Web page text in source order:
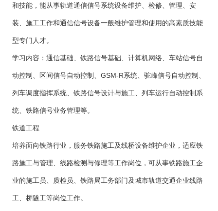
和技能，能从事轨道通信信号系统设备维护、检修、管理、安
装、施工工作和通信信号设备一般维护管理和使用的高素质技能
型专门人才。
学习内容：通信基础、铁路信号基础、计算机网络、车站信号自
动控制、区间信号自动控制、GSM-R系统、驼峰信号自动控制、
列车调度指挥系统、铁路信号设计与施工、列车运行自动控制系
统、铁路信号业务管理等。
铁道工程
培养面向铁路行业，服务铁路施工及线桥设备维护企业，适应铁
路施工与管理、线路检测与修理等工作岗位，可从事铁路施工企
业的施工员、质检员、铁路局工务部门及城市轨道交通企业线路
工、桥隧工等岗位工作。